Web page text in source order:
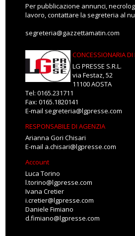
Per pubblicazione annunci,
lavoro, contattare la segreteria al
segreteria@gazzettamatin.com
CONCESSIONARIA DI
LG PRESSE S.R.L.
via Festaz, 52
11100 AOSTA
Tel: 0165.231711
Fax: 0165.1820141
E-mail segreteria@lgpresse.com
RESPONSABILE DI AGENZIA
Arianna Gori Chisari
E-mail a.chisari@lgpresse.com
Account
Luca Torino
l.torino@lgpresse.com
Ivana Cretier
i.cretier@lgpresse.com
Daniele Fimiano
d.fimiano@lgpresse.com